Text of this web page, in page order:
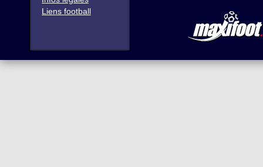
Liens football